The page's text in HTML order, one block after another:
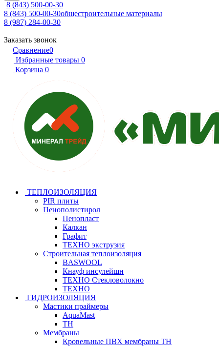
8 (843) 500-00-30
8 (843) 500-00-30общестроительные материалы
8 (987) 284-00-30
Заказать звонок
Сравнение0
Избранные товары 0
Корзина 0
ТЕПЛОИЗОЛЯЦИЯ
PIR плиты
Пенополистирол
Пенопласт
Калкан
Графит
ТЕХНО экструзия
Строительная теплоизоляция
BASWOOL
Кнауф инсулейшн
ТЕХНО Стекловолокно
ТЕХНО
ГИДРОИЗОЛЯЦИЯ
Мастики праймеры
AquaMast
ТН
Мембраны
Кровельные ПВХ мембраны ТН